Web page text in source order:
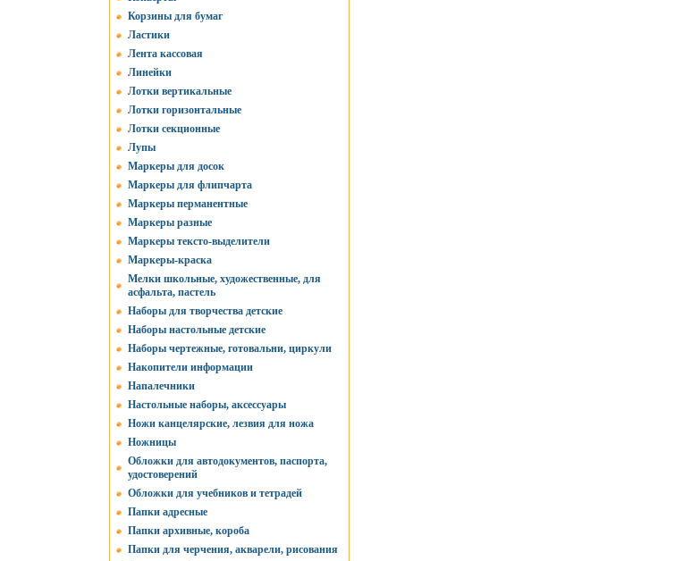
Корзины для бумаг
Ластики
Лента кассовая
Линейки
Лотки вертикальные
Лотки горизонтальные
Лотки секционные
Лупы
Маркеры для досок
Маркеры для флипчарта
Маркеры перманентные
Маркеры разные
Маркеры тексто-выделители
Маркеры-краска
Мелки школьные, художественные, для
асфальта, пастель
Наборы для творчества детские
Наборы настольные детские
Наборы чертежные, готовальни, циркули
Накопители информации
Напалечники
Настольные наборы, аксессуары
Ножи канцелярские, лезвия для ножа
Ножницы
Обложки для автодокументов, паспорта,
удостоверений
Обложки для учебников и тетрадей
Папки адресные
Папки архивные, короба
Папки для черчения, акварели, рисования